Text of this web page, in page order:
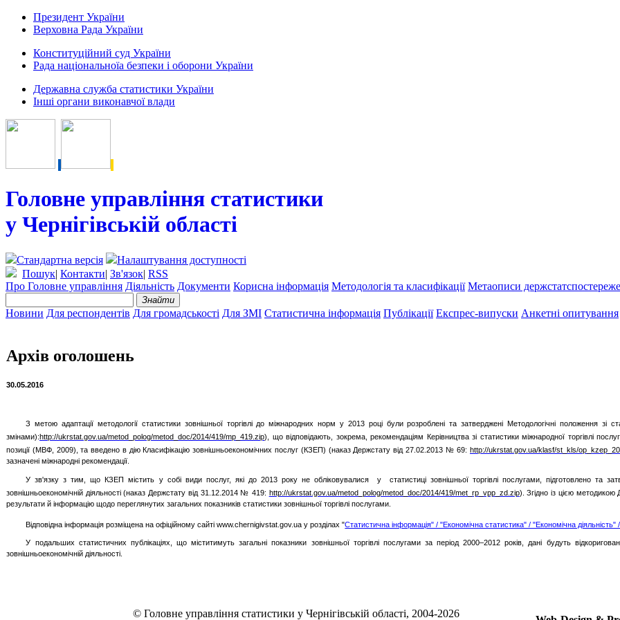
Президент України
Верховна Рада України
Конституційний суд України
Рада національноїа безпеки і оборони України
Державна служба статистики України
Інші органи виконавчої влади
Головне управління статистики
у Чернігівській області
Стандартна версія
Налаштування доступності
Пошук| Контакти| Зв'язок| RSS
Про Головне управління Діяльність Документи Корисна інформація Методологія та класифікації Метаописи
Знайти
Новини Для респондентів Для громадськості Для ЗМІ Статистична інформація Публікації Експрес-випуски Анкетні опитування
Архів оголошень
30.05.2016
З метою адаптації методології статистики зовнішньої торгівлі до міжнародних норм у 2013 році були розроблені та затверджені Методологічні положення
змінами):http://ukrstat.gov.ua/metod_polog/metod_doc/2014/419/mp_419.zip) , що відповідають, зокрема, рекомендаціям Керівництва зі статистики міжнародної торгівлі
позиції (МВФ, 2009), та введено в дію Класифікацію зовнішньоекономічних послуг (КЗЕП) (наказ Держстату від 27.02.2013 № 69: http://ukrstat.gov.ua/klasf/st_kls/
зазначені міжнародні рекомендації.
У зв'язку з тим, що КЗЕП містить у собі види послуг, які до 2013 року не обліковувалися у статистиці зовнішньої торгівлі послугами, підготовлено та
зовнішньоекономічній діяльності (наказ Держстату від 31.12.2014 № 419: http://ukrstat.gov.ua/metod_polog/metod_doc/2014/419/met_rp_vpp_zd.zip). Згідно із цією
результати й інформацію щодо переглянутих загальних показників статистики зовнішньої торгівлі послугами.
Відповідна інформація розміщена на офіційному сайті www.chernigivstat.gov.ua у розділах "Статистична інформація" / "Економічна статистика" / "Економічна діяльність"
У подальших статистичних публікаціях, що міститимуть загальні показники зовнішньої торгівлі послугами за період 2000–2012 років, дані будуть
зовнішньоекономічній діяльності.
© Головне управління статистики у Чернігівській області, 2004-2026